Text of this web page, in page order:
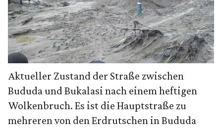
Aktueller Zustand der Straße zwischen
Bududa und Bukalasi nach einem heftigen
Wolkenbruch. Es ist die Hauptstraße zu
mehreren von den Erdrutschen in Bududa